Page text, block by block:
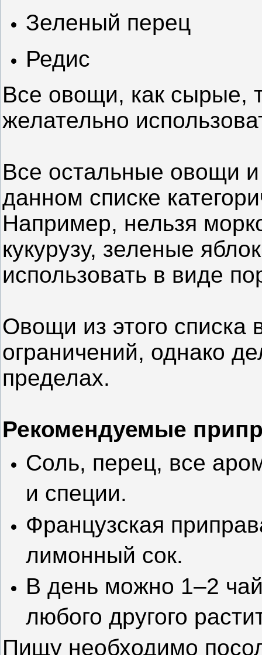
Зеленый перец
Редис
Все овощи, как сырые,
желательно
Все остальные овощи
данном списке
Например, нельзя
кукурузу, зеленые
использовать в виде
Овощи из этого списка
ограничений, однако
пределах.
Рекомендуемые
Соль, перец, все
и специи.
Французская
лимонный сок.
В день можно 1–2
любого другого
Пищу необходимо